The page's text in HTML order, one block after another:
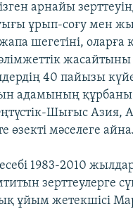
арнайы
ұрып-соғу мен
шегетіні, оларға
40 пайызы
адамының құрбаны
Шығыс Азия,
өзекті мәселеге
1983-2010
зерттеулерге
ұйым жетекшісі